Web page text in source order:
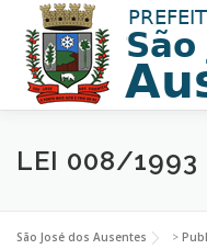
MUNICÍPIO
NOTÍCIAS
LEI 008/1993
São José dos Ausentes >